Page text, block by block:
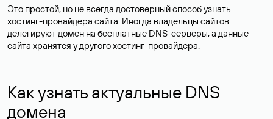
Это простой, но не всегда достоверный способ узнать
хостинг-провайдера сайта. Иногда владельцы сайтов
делегируют домен на бесплатные DNS-серверы, а данные
сайта хранятся у другого хостинг-провайдера.
Как узнать актуальные DNS
домена